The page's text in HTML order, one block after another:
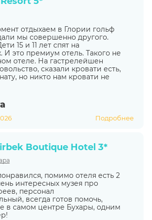
отдыхаем в Глории гольф
мы совершенно другого.
15 и 11 лет спят на
И это премиум отель. Такого не
отеле. На гастрелейшен
сказали кровати есть,
но никто нам кровати не
Подробнее
Boutique Hotel 3*
помимо отеля есть 2
интересных музея про
персонал
всегда готов помочь,
в самом центре Бухары, одним